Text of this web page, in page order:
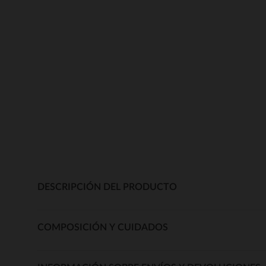
DESCRIPCIÓN DEL PRODUCTO
COMPOSICIÓN Y CUIDADOS